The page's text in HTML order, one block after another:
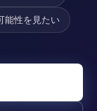
能性を見たい